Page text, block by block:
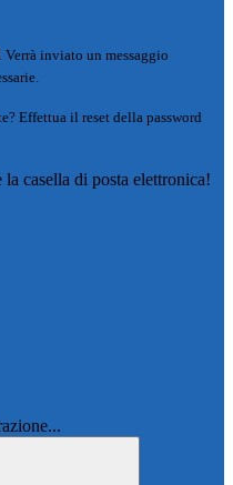
Verrà inviato un messaggio
Effettua il reset della password
casella di posta elettronica!